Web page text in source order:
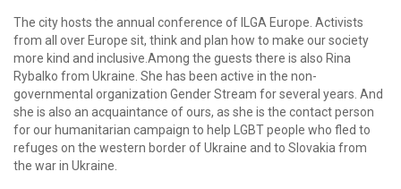
The city hosts the annual conference of ILGA Europe. Activists
from all over Europe sit, think and plan how to make our society
more kind and inclusive.Among the guests there is also Rina
Rybalko from Ukraine. She has been active in the non-
governmental organization Gender Stream for several years. And
she is also an acquaintance of ours, as she is the contact person
for our humanitarian campaign to help LGBT people who fled to
refuges on the western border of Ukraine and to Slovakia from
the war in Ukraine.